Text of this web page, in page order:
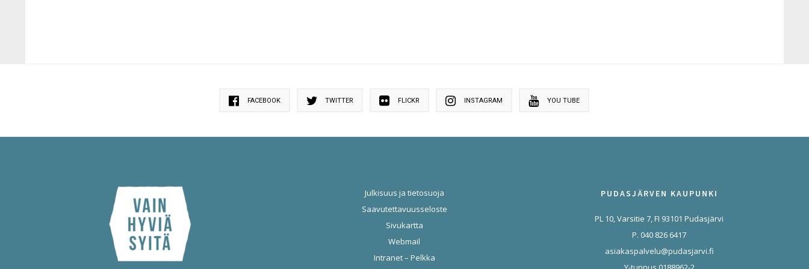
FACEBOOK TWITTER FLICKR INSTAGRAM YOU TUBE
Julkisuus ja tietosuoja
Saavutettavuusseloste
Sivukartta
Webmail
Intranet – Pelkka
PUDASJÄRVEN KAUPUNKI
PL 10, Varsitie 7, FI 93101 Pudasjärvi
P. 040 826 6417
asiakaspalvelu@pudasjarvi.fi